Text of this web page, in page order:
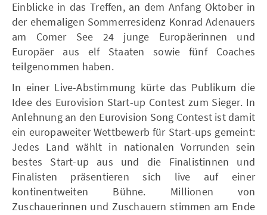
Einblicke in das Treffen, an dem Anfang Oktober in
der ehemaligen Sommerresidenz Konrad Adenauers
am Comer See 24 junge Europäerinnen und
Europäer aus elf Staaten sowie fünf Coaches
teilgenommen haben.
In einer Live-Abstimmung kürte das Publikum die
Idee des Eurovision Start-up Contest zum Sieger. In
Anlehnung an den Eurovision Song Contest ist damit
ein europaweiter Wettbewerb für Start-ups gemeint:
Jedes Land wählt in nationalen Vorrunden sein
bestes Start-up aus und die Finalistinnen und
Finalisten präsentieren sich live auf einer
kontinentweiten Bühne. Millionen von
Zuschauerinnen und Zuschauern stimmen am Ende